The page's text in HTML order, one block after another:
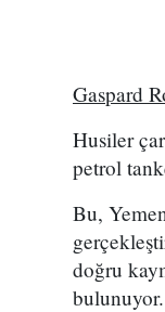
Gaspard
Husiler
petrol
Bu,
doğru
bulunuyor.